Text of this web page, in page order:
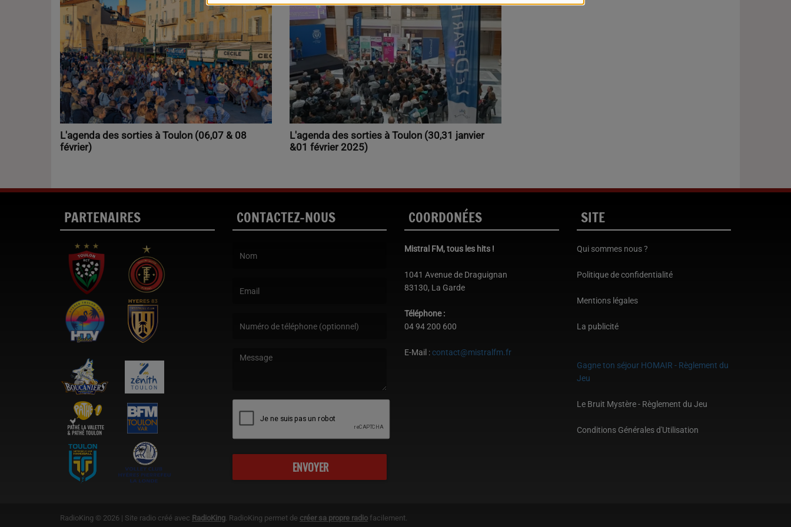
L'agenda des sorties à Toulon (06,07 & 08
février)
L'agenda des sorties à Toulon (30,31 janvier
&01 février 2025)
PARTENAIRES CONTACTEZ-NOUS
ENVOYER
COORDONÉES
Mistral FM, tous les hits !
1041 Avenue de Draguignan
83130, La Garde
Téléphone :
04 94 200 600
E-Mail :contact@mistralfm.fr
SITE
Qui sommes nous ?
Politique de confidentialité
Mentions légales
La publicité
Gagne ton séjour HOMAIR - Règlement du
Jeu
Le Bruit Mystère - Règlement du Jeu
Conditions Générales d'Utilisation
RadioKing © 2026 | Site radio créé avec RadioKing. RadioKing permet de créer sa propre radio facilement.